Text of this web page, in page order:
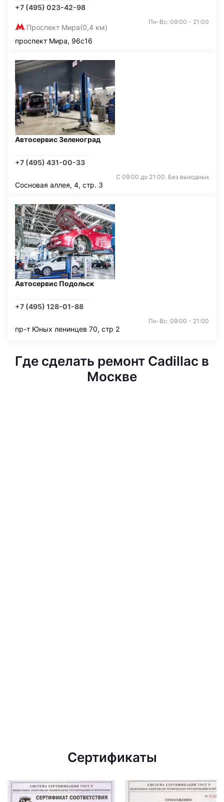
+7 (495) 023-42-98
Проспект Мира(0,4 км)
Пн-Вс: 09:00 - 21:00
проспект Мира, 96с16
Автосервис Зеленоград
+7 (495) 431-00-33
С 09:00 до 21:00. Без выходных
Сосновая аллея, 4, стр. 3
Автосервис Подольск
+7 (495) 128-01-88
Пн-Вс: 09:00 - 21:00
пр-т Юных ленинцев 70, стр 2
Где сделать ремонт Cadillac в
Москве
Сертификаты